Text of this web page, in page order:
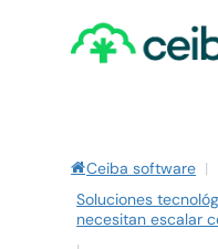
Ceiba software |
Soluciones
necesitan escalar